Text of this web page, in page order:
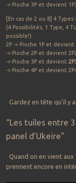
-> Pioche 3P et devient
[En cas de 2 ou 8] 4
(4 Possibilités, 1 Type, 4
possible!)
2P -> Pioche 1P et devient
-> Pioche 2P et devient
-> Pioche 3P et devient
-> Pioche 4P et devient
Gardez en tête qu’il y
“Les tuiles entre
panel d’Ukeire”
Quand on en vient aux
prennent encore en